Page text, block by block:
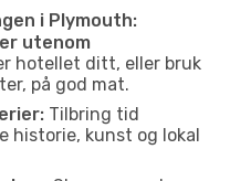
i Plymouth:
utenom
hotellet ditt, eller bruk
på god mat.
Tilbring tid
historie, kunst og lokal